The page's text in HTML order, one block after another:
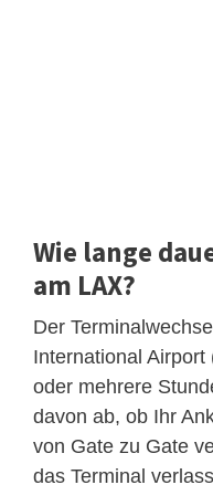
Wie lange
am LAX?
Der
International
oder mehrere
davon ab, ob Ihr
von Gate zu Gate
das Terminal